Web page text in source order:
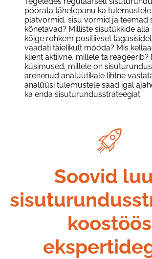
pöörata tähelepanu ka
platvormid, sisu vormid ja teemad
kõnetavad? Milliste sisutükkide
kõige rohkem positiivset
vaadati täielikult mööda? Mis
klient aktiivne, millele ta reageerib?
küsimused, millele on
arenenud analüütikale lihtne
analüüsi tulemustele saad igal
ka enda sisuturundusstrateegiat.
Soovid
koostöös